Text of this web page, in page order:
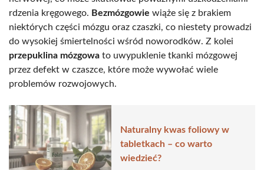
rdzenia kręgowego. Bezmózgowie wiąże się z brakiem
niektórych części mózgu oraz czaszki, co niestety prowadzi
do wysokiej śmiertelności wśród noworodków. Z kolei
przepuklina mózgowa to uwypuklenie tkanki mózgowej
przez defekt w czaszce, które może wywołać wiele
problemów rozwojowych.
Naturalny kwas foliowy w
tabletkach – co warto
wiedzieć?